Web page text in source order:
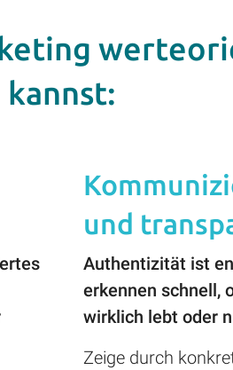
kannst:
und
Authentizität ist
erkennen schnell,
wirklich lebt oder
Zeige durch